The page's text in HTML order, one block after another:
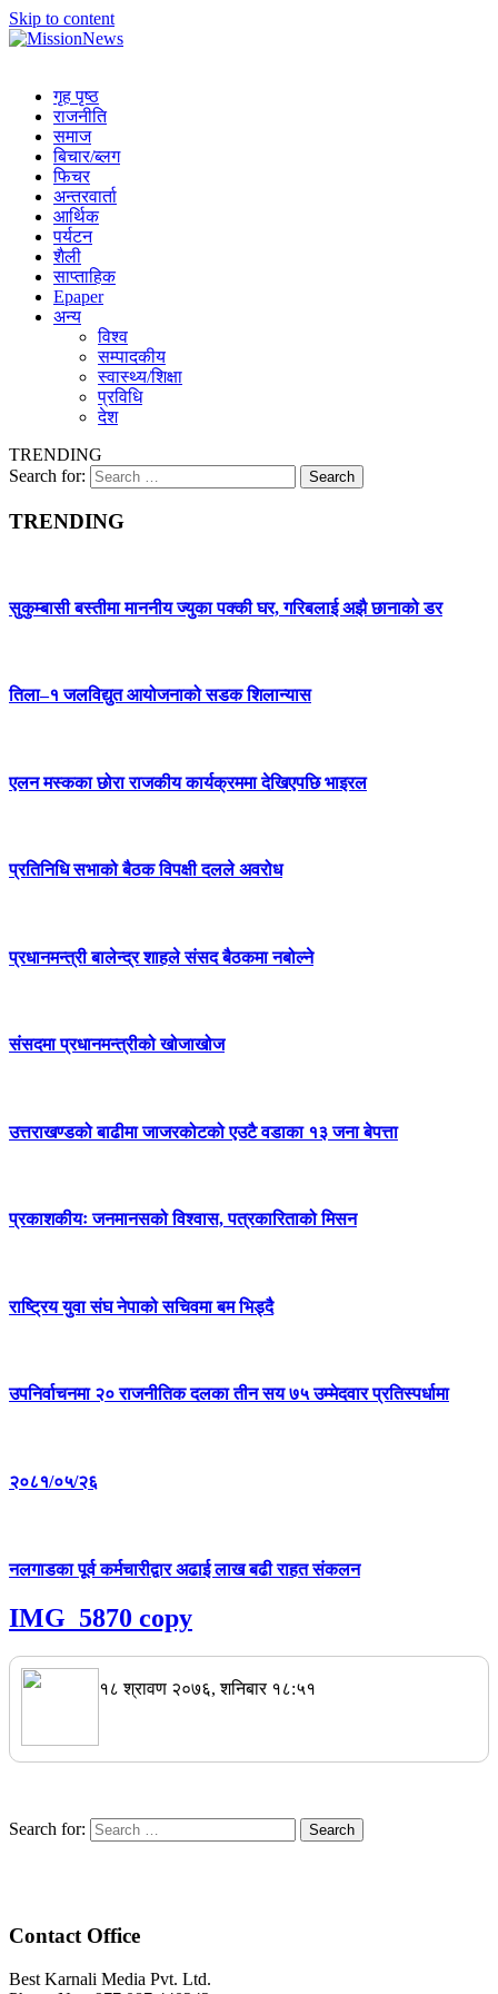
Skip to content
गृह पृष्ठ
राजनीति
समाज
बिचार/ब्लग
फिचर
अन्तरवार्ता
आर्थिक
पर्यटन
शैली
साप्ताहिक
Epaper
अन्य
विश्व
सम्पादकीय
स्वास्थ्य/शिक्षा
प्रविधि
देश
TRENDING
Search for:
TRENDING
सुकुम्बासी बस्तीमा माननीय ज्युका पक्की घर, गरिबलाई अझै छानाको डर
तिला–१ जलविद्युत आयोजनाको सडक शिलान्यास
एलन मस्कका छोरा राजकीय कार्यक्रममा देखिएपछि भाइरल
प्रतिनिधि सभाको बैठक विपक्षी दलले अवरोध
प्रधानमन्त्री बालेन्द्र शाहले संसद बैठकमा नबोल्ने
संसदमा प्रधानमन्त्रीको खोजाखोज
उत्तराखण्डको बाढीमा जाजरकोटको एउटै वडाका १३ जना बेपत्ता
प्रकाशकीयः जनमानसको विश्वास, पत्रकारिताको मिसन
राष्ट्रिय युवा संघ नेपाको सचिवमा बम भिड्दै
उपनिर्वाचनमा २० राजनीतिक दलका तीन सय ७५ उम्मेदवार प्रतिस्पर्धामा
२०८१/०५/२६
नलगाडका पूर्व कर्मचारीद्वार अढाई लाख बढी राहत संकलन
IMG_5870 copy
१८ श्रावण २०७६, शनिबार १८:५१
Search for:
Contact Office
Best Karnali Media Pvt. Ltd.